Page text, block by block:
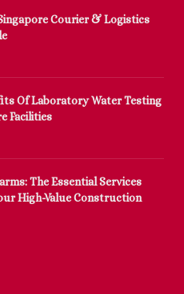
Courier & Logistics
Of Laboratory Water Testing
Facilities
The Essential Services
High-Value Construction